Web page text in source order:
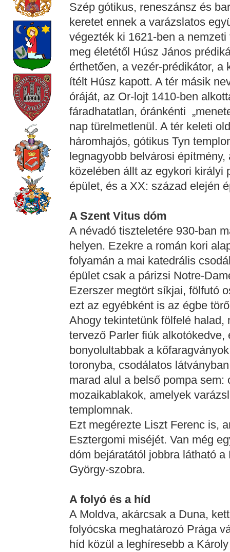
Szép gótikus, reneszánsz és
keretet ennek a varázslatos
végezték ki 1621-ben a
meg életétől Húsz János
érthetően, a vezér-prédikátor,
ítélt Húsz kapott. A tér másik
óráját, az Or-lojt 1410-ben
fáradhatatlan, óránkénti
nap türelmetlenül. A tér keleti
háromhajós, gótikus Tyn
legnagyobb belvárosi
közelében állt az egykori királyi
épület, és a XX: század elején
A Szent Vitus dóm
A névadó tiszteletére 930-ban
helyen. Ezekre a román kori
folyamán a mai katedrális
épület csak a párizsi Notre-
Ezerszer megtört síkjai, fölfutó
ezt az egyébként is az égbe
Ahogy tekintetünk fölfelé
tervező Parler fiúk
bonyolultabbak a
toronyba, csodálatos
marad alul a belső pompa
mozaikablakok, amelyek
templomnak.
Ezt megérezte Liszt Ferenc is,
Esztergomi miséjét. Van még
dóm bejáratától jobbra látható
György-szobra.
A folyó és a híd
A Moldva, akárcsak a Duna,
folyócska meghatározó Prága
híd közül a leghíresebb a